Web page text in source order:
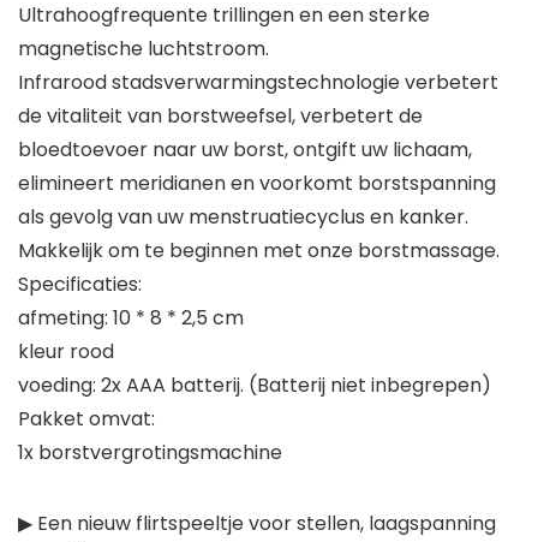
Ultrahoogfrequente trillingen en een sterke
magnetische luchtstroom.
Infrarood stadsverwarmingstechnologie verbetert
de vitaliteit van borstweefsel, verbetert de
bloedtoevoer naar uw borst, ontgift uw lichaam,
elimineert meridianen en voorkomt borstspanning
als gevolg van uw menstruatiecyclus en kanker.
Makkelijk om te beginnen met onze borstmassage.
Specificaties:
afmeting: 10 * 8 * 2,5 cm
kleur rood
voeding: 2x AAA batterij. (Batterij niet inbegrepen)
Pakket omvat:
1x borstvergrotingsmachine
▶ Een nieuw flirtspeeltje voor stellen, laagspanning